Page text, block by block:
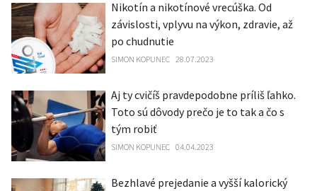
Nikotín a nikotínové vrecúška. Od
závislosti, vplyvu na výkon, zdravie, až
po chudnutie
SIMON KOPUNEC 28.07.2023
Aj ty cvičíš pravdepodobne príliš ľahko.
Toto sú dôvody prečo je to tak a čo s
tým robiť
SIMON KOPUNEC 04.04.2023
Bezhlavé prejedanie a vyšší kalorický